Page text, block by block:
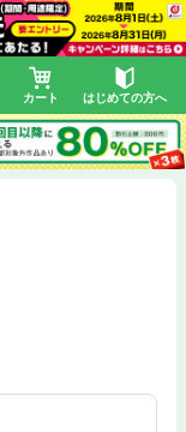
カート はじめての方へ